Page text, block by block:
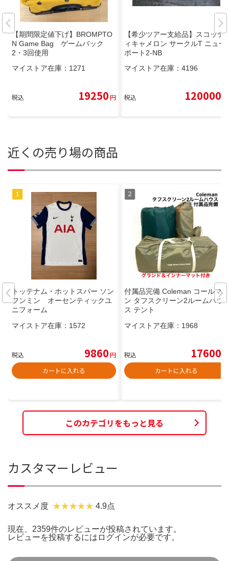
【期間限定値下げ】BROMPTO
N Game Bag ゲームバック
2・3回使用
マイストア在庫： 1271
税込 19250円
【希少ツアー支給品】スコッテ
ィキャメロン サークルT ニュー
ポート2-NB
マイストア在庫： 4196
税込 120000
近くの売り場の商品
トッテナム・ホットスパー ソン
フンミン オーセンティックユ
ニフォーム
マイストア在庫： 1572
税込 9860円
カートに入れる
付属品完備 Coleman コールマ
ン タフスクリーン2ルームハウ
ス テント
マイストア在庫： 1968
税込 17600
カートに入れる
このカテゴリをもっと見る
カスタマーレビュー
オススメ度 4.9点
現在、2359件のレビューが投稿されています。
レビューを投稿するには ログインが必要です。